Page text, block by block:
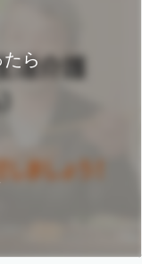
たら